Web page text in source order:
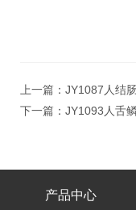
上一篇： JY1087人结
下一篇： JY1093人舌
产品中心